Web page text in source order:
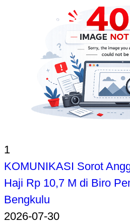
1
KOMUNIKASI Sorot
Haji Rp 10,7 M di Biro
Bengkulu
2026-07-30